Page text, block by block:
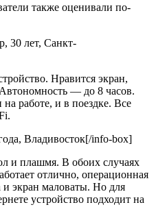
также оценивали по-
30 лет, Санкт-
Нравится экран,
— до 8 часов.
работе, и в поездке. Все
Владивосток[/info-box]
и плашмя. В обоих случаях
отлично, операционная
и экран маловаты. Но для
устройство подходит на